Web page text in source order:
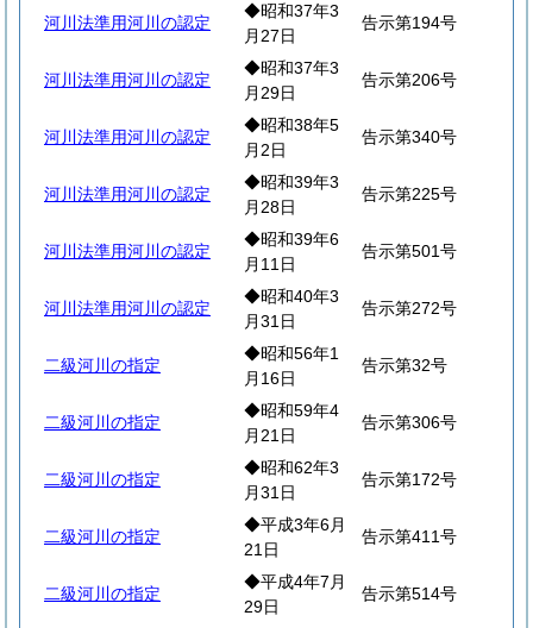
河川法準用河川の認定
◆昭和37年3
月27日
告示第194号
河川法準用河川の認定
◆昭和37年3
月29日
告示第206号
河川法準用河川の認定
◆昭和38年5
月2日
告示第340号
河川法準用河川の認定
◆昭和39年3
月28日
告示第225号
河川法準用河川の認定
◆昭和39年6
月11日
告示第501号
河川法準用河川の認定
◆昭和40年3
月31日
告示第272号
二級河川の指定
◆昭和56年1
月16日
告示第32号
二級河川の指定
◆昭和59年4
月21日
告示第306号
二級河川の指定
◆昭和62年3
月31日
告示第172号
二級河川の指定
◆平成3年6月
21日
告示第411号
二級河川の指定
◆平成4年7月
29日
告示第514号